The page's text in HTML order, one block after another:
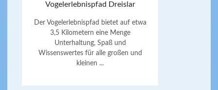
Vogelerlebnispfad Dreislar
Der Vogelerlebnispfad bietet auf etwa
3,5 Kilometern eine Menge
Unterhaltung, Spaß und
Wissenswertes für alle großen und
kleinen ...